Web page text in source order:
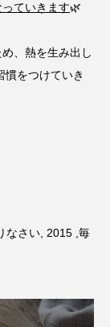
ていきます🌿
、熱を生み出し
慣をつけていき
なさい, 2015 ,毎